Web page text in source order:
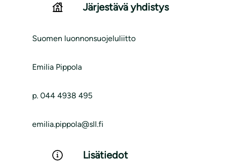
Järjestävä yhdistys
Suomen luonnonsuojeluliitto
Emilia Pippola
p. 044 4938 495
emilia.pippola@sll.fi
Lisätiedot